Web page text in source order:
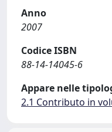
Anno
2007
Codice ISBN
88-14-14045-6
Appare nelle
2.1 Contributo in